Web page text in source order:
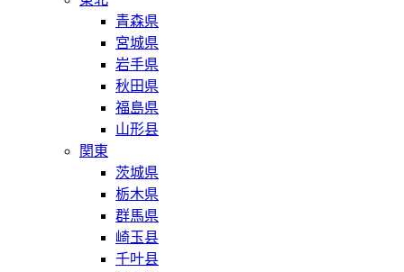
青森県
宮城県
岩手県
秋田県
福島県
山形县
関東
茨城県
栃木県
群馬県
崎玉县
千叶县